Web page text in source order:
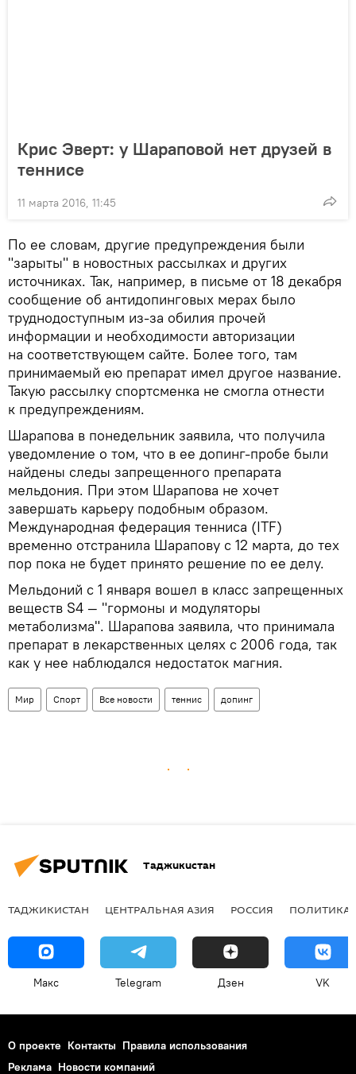
Крис Эверт: у Шараповой нет друзей в
теннисе
11 марта 2016, 11:45
По ее словам, другие предупреждения были
"зарыты" в новостных рассылках и других
источниках. Так, например, в письме от 18 декабря
сообщение об антидопинговых мерах было
труднодоступным из-за обилия прочей
информации и необходимости авторизации
на соответствующем сайте. Более того, там
принимаемый ею препарат имел другое название.
Такую рассылку спортсменка не смогла отнести
к предупреждениям.
Шарапова в понедельник заявила, что получила
уведомление о том, что в ее допинг-пробе были
найдены следы запрещенного препарата
мельдония. При этом Шарапова не хочет
завершать карьеру подобным образом.
Международная федерация тенниса (ITF)
временно отстранила Шарапову с 12 марта, до тех
пор пока не будет принято решение по ее делу.
Мельдоний с 1 января вошел в класс запрещенных
веществ S4 — "гормоны и модуляторы
метаболизма". Шарапова заявила, что принимала
препарат в лекарственных целях с 2006 года, так
как у нее наблюдался недостаток магния.
Мир Спорт Все новости теннис допинг
Таджикистан
ТАДЖИКИСТАН ЦЕНТРАЛЬНАЯ АЗИЯ РОССИЯ ПОЛИТИКА
Макс Telegram Дзен VK
О проекте Контакты Правила использования
Реклама Новости компаний